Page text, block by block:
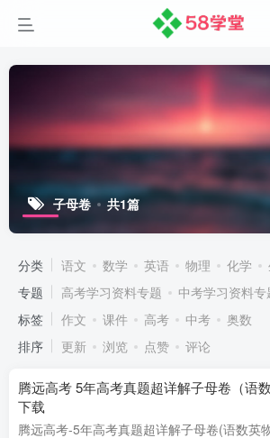
子母卷 共1篇
分类 语文 数学 英语 物理 化学
专题
高考学习资料专题
中考学习资料专
标签
作文 课件 高考 中考
奥数
排序
更新 浏览 点赞 评论
腾远高考 5年高考真题超详解子母卷（语
下载